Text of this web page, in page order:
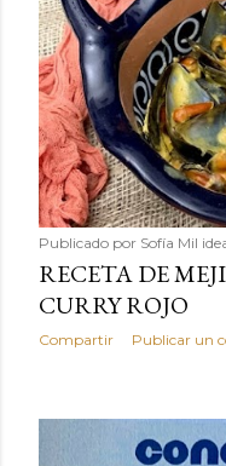
Publicado por Sofía Mil
RECETA DE
CURRY ROJO
Compartir Publicar un